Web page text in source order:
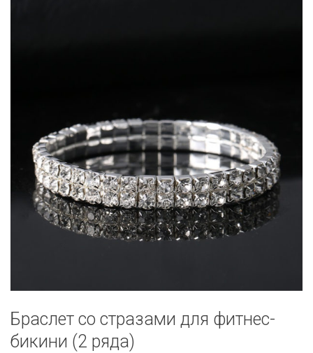
Браслет со стразами для фитнес-
бикини (2 ряда)